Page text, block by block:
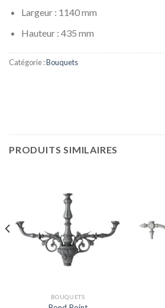
Largeur : 1140 mm
Hauteur : 435 mm
Catégorie :Bouquets
PRODUITS SIMILAIRES
BOUQUETS